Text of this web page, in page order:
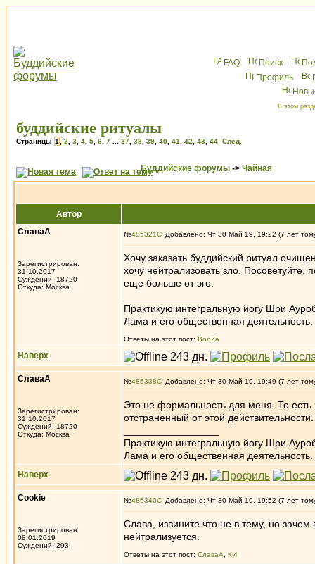
FAQ Поиск
Профиль
В этом
буддийские ритуалы
Страницы 1 2 3 4 5 6 7 37 38 39 40 41 42 43 44 След.
Буддийские форумы -> Чайная
Автор
СлаваА
Зарегистрирован:
31.10.2017
Суждений: 18720
Откуда: Москва
№485321 Добавлено: Чт 30 Май 19, 19:22 (7 лет
Хочу заказать буддийский ритуал
хочу нейтрализовать зло.
еще больше от эго.
Практикую интегральную йогу Шри
Лама и его общественная деятельность.
Ответы на этот пост: BonZa
Наверх
СлаваА
Зарегистрирован:
31.10.2017
Суждений: 18720
Откуда: Москва
№485338 Добавлено: Чт 30 Май 19, 19:49 (7 лет
Это не формальность для меня. То
отстраненный от этой
Практикую интегральную йогу Шри
Лама и его общественная деятельность.
Наверх
Cookie
Зарегистрирован:
08.01.2019
Суждений: 293
№485340 Добавлено: Чт 30 Май 19, 19:52 (7 лет
Слава, извините что не в тему, но
нейтрализуется.
Ответы на этот пост: СлаваА КИ